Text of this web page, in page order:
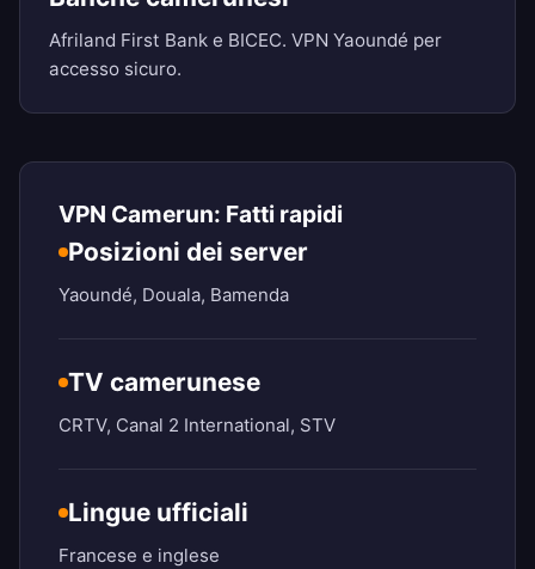
Afriland First Bank e BICEC. VPN Yaoundé per
accesso sicuro.
VPN Camerun: Fatti rapidi
Posizioni dei server
Yaoundé, Douala, Bamenda
TV camerunese
CRTV, Canal 2 International, STV
Lingue ufficiali
Francese e inglese